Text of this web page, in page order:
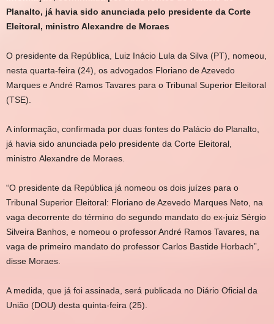
Planalto, já havia sido anunciada pelo presidente da Corte
Eleitoral, ministro Alexandre de Moraes
O presidente da República, Luiz Inácio Lula da Silva (PT), nomeou,
nesta quarta-feira (24), os advogados Floriano de Azevedo
Marques e André Ramos Tavares para o Tribunal Superior Eleitoral
(TSE).
A informação, confirmada por duas fontes do Palácio do Planalto,
já havia sido anunciada pelo presidente da Corte Eleitoral,
ministro Alexandre de Moraes.
“O presidente da República já nomeou os dois juízes para o
Tribunal Superior Eleitoral: Floriano de Azevedo Marques Neto, na
vaga decorrente do término do segundo mandato do ex-juiz Sérgio
Silveira Banhos, e nomeou o professor André Ramos Tavares, na
vaga de primeiro mandato do professor Carlos Bastide Horbach”,
disse Moraes.
A medida, que já foi assinada, será publicada no Diário Oficial da
União (DOU) desta quinta-feira (25).